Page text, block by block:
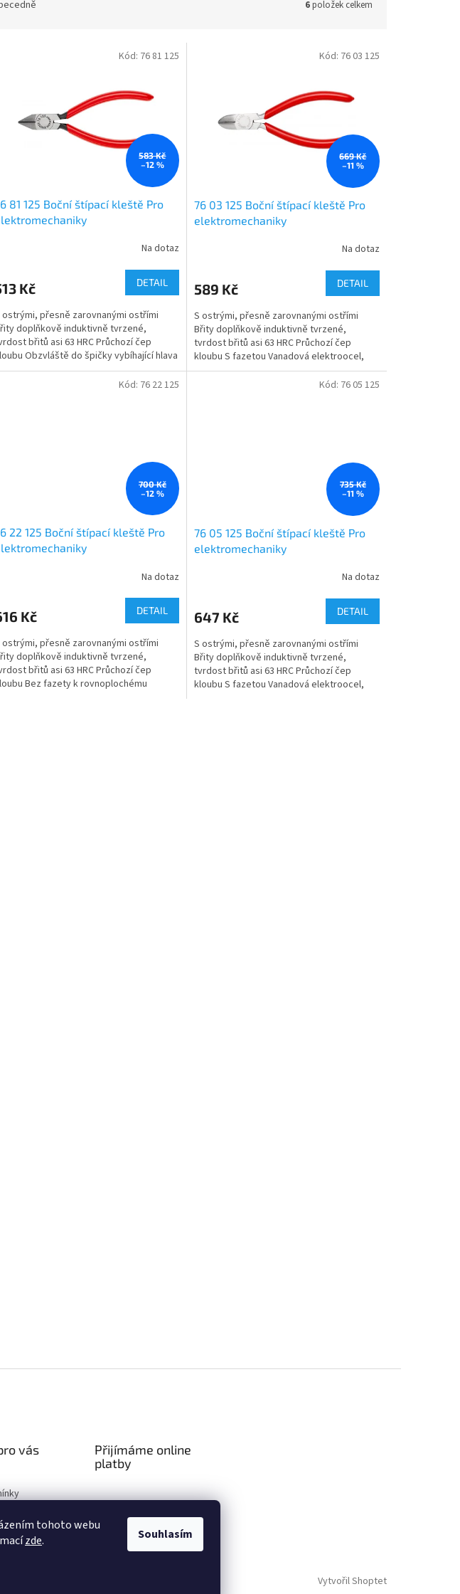
tohoto webu
zde. Souhlasím
6položek celkem
583 Kč
–12 %
81 125 Boční štípací kleště Pro
Na dotaz
Kč DETAIL
ostrými, přesně zarovnanými ostřími
doplňkově induktivně tvrzené,
břitů asi 63 HRC Průchozí čep
Obzvláště do špičky vybíhající hlava
fazetou pro...
Kód: 76 81 125
669 Kč
–11 %
76 03 125 Boční štípací kleště Pro
elektromechaniky
Na dotaz
589 Kč DETAIL
S ostrými, přesně zarovnanými ostřími
Břity doplňkově induktivně tvrzené,
tvrdost břitů asi 63 HRC Průchozí čep
kloubu S fazetou Vanadová elektroocel,
kovaná, kalená v oleji v...
Kód: 76 03 125
700 Kč
–12 %
22 125 Boční štípací kleště Pro
Na dotaz
Kč DETAIL
ostrými, přesně zarovnanými ostřími
doplňkově induktivně tvrzené,
břitů asi 63 HRC Průchozí čep
Bez fazety k rovnoplochému
Kód: 76 22 125
735 Kč
–11 %
76 05 125 Boční štípací kleště Pro
elektromechaniky
Na dotaz
647 Kč DETAIL
S ostrými, přesně zarovnanými ostřími
Břity doplňkově induktivně tvrzené,
tvrdost břitů asi 63 HRC Průchozí čep
kloubu S fazetou Vanadová elektroocel,
Kód: 76 05 125
vás
Přijímáme online
platby
Vytvořil Shoptet